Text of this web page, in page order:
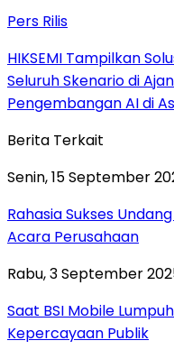
Pers Rilis
HIKSEMI Tampilkan
Seluruh Skenario di
Pengembangan AI di
Berita Terkait
Senin, 15 September
Rahasia Sukses
Acara Perusahaan
Rabu, 3 September
Saat BSI Mobile
Kepercayaan Publik